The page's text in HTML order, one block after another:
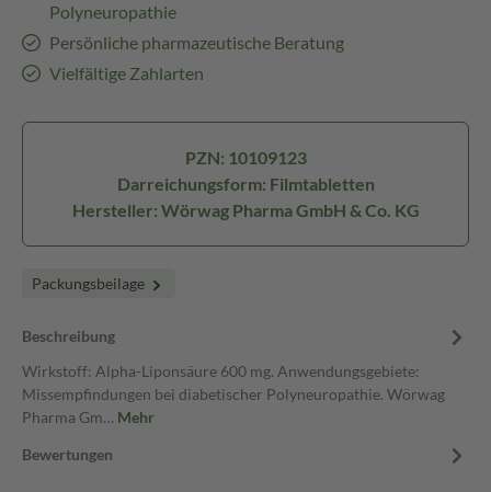
Polyneuropathie
Persönliche pharmazeutische Beratung
Vielfältige Zahlarten
PZN: 10109123
Darreichungsform: Filmtabletten
Hersteller: Wörwag Pharma GmbH & Co. KG
Packungsbeilage
Beschreibung
Wirkstoff: Alpha-Liponsäure 600 mg. Anwendungsgebiete:
Missempfindungen bei diabetischer Polyneuropathie. Wörwag
Pharma Gm… Mehr
Bewertungen